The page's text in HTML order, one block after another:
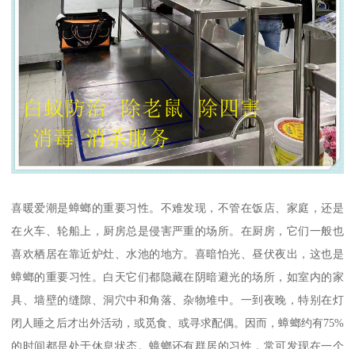
喜暖爱潮是蟑螂的重要习性。不难发现，不管在饭店、家庭，还是
在火车、轮船上，厨房总是侵害严重的场所。在厨房，它们一般也
喜欢栖居在靠近炉灶、水池的地方。喜暗怕光、昼伏夜出，这也是
蟑螂的重要习性。白天它们都隐藏在阴暗避光的场所，如室内的家
具、墙壁的缝隙、洞穴中和角落、杂物堆中。一到夜晚，特别在灯
闭人睡之后才出外活动，或觅食、或寻求配偶。因而，蟑螂约有75%
的时间都是处于休息状态。蟑螂还有群居的习性，常可发现在一个